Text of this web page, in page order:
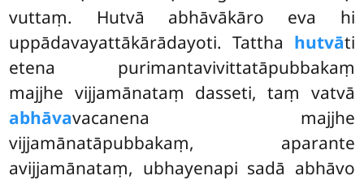
vuttaṃ. Hutvā abhāvākāro eva hi
uppādavayattākārādayoti. Tattha hutvāti
etena purimantavivittatāpubbakaṃ
majjhe vijjamānataṃ dasseti, taṃ vatvā
abhāvavacanena majjhe
vijjamānatāpubbakaṃ, aparante
avijjamānataṃ, ubhayenapi sadā abhāvo